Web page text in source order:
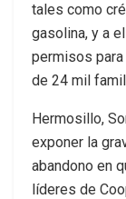
tales como
gasolina, y a
permisos
de 24 mil
Hermosillo,
exponer la
abandono en
líderes de